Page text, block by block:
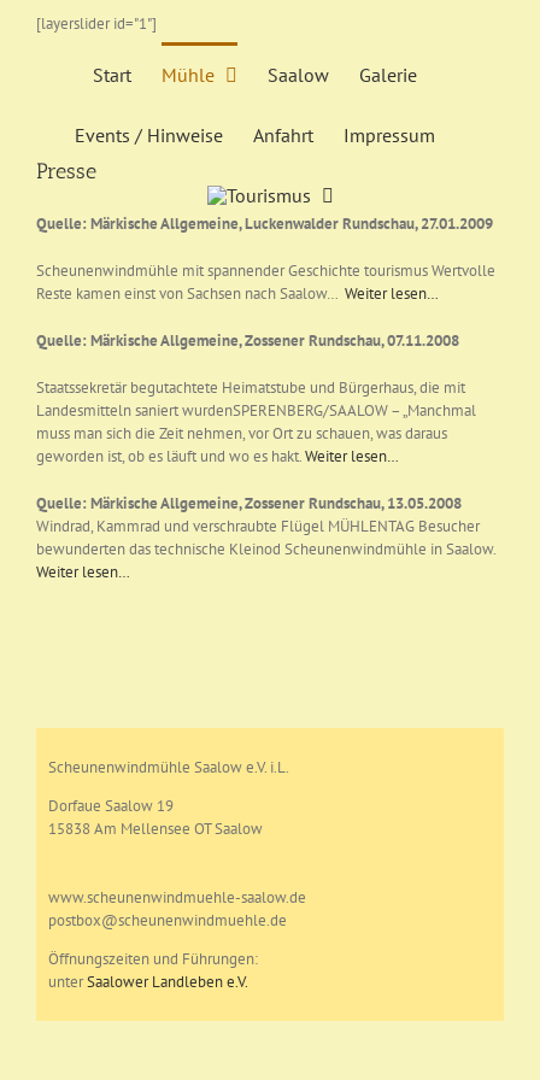
[layerslider id="1"]
Start Mühle Saalow Galerie
Events / Hinweise Anfahrt Impressum
Presse
Quelle: Märkische Allgemeine, Luckenwalder Rundschau, 27.01.2009
Scheunenwindmühle mit spannender Geschichte tourismus Wertvolle
Reste kamen einst von Sachsen nach Saalow… Weiter lesen…
Quelle: Märkische Allgemeine, Zossener Rundschau, 07.11.2008
Staatssekretär begutachtete Heimatstube und Bürgerhaus, die mit
Landesmitteln saniert wurdenSPERENBERG/SAALOW – „Manchmal
muss man sich die Zeit nehmen, vor Ort zu schauen, was daraus
geworden ist, ob es läuft und wo es hakt.Weiter lesen…
Quelle: Märkische Allgemeine, Zossener Rundschau, 13.05.2008
Windrad, Kammrad und verschraubte Flügel MÜHLENTAG Besucher
bewunderten das technische Kleinod Scheunenwindmühle in Saalow.
Weiter lesen…
Scheunenwindmühle Saalow e.V. i.L.
Dorfaue Saalow 19
15838 Am Mellensee OT Saalow
www.scheunenwindmuehle-saalow.de
postbox@scheunenwindmuehle.de
Öffnungszeiten und Führungen:
unterSaalower Landleben e.V.